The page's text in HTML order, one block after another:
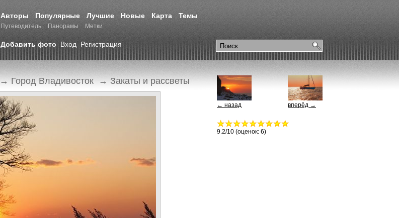
Авторы Популярные Лучшие Новые Карта Темы
Путеводитель Панорамы Метки
Добавить фото Вход Регистрация
→ Город Владивосток → Закаты и рассветы
вперёд →
← назад
9.2/10 (оценок: 6)